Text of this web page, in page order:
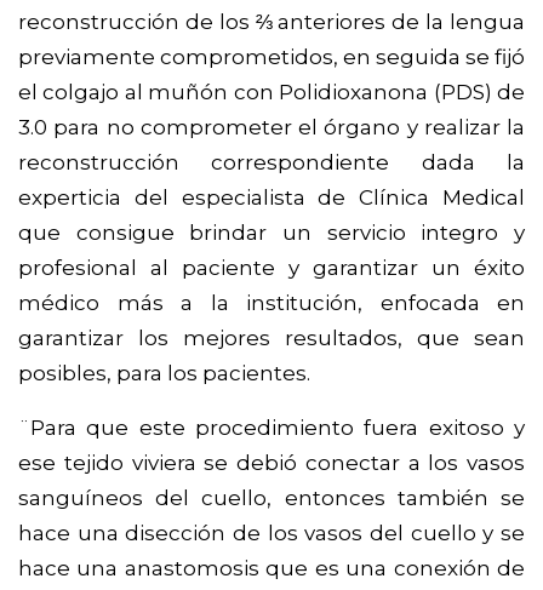
reconstrucción de los ⅔ anteriores de la lengua
previamente comprometidos, en seguida se fijó
el colgajo al muñón con Polidioxanona (PDS) de
3.0 para no comprometer el órgano y realizar la
reconstrucción correspondiente dada la
experticia del especialista de Clínica Medical
que consigue brindar un servicio integro y
profesional al paciente y garantizar un éxito
médico más a la institución, enfocada en
garantizar los mejores resultados, que sean
posibles, para los pacientes.
¨Para que este procedimiento fuera exitoso y
ese tejido viviera se debió conectar a los vasos
sanguíneos del cuello, entonces también se
hace una disección de los vasos del cuello y se
hace una anastomosis que es una conexión de